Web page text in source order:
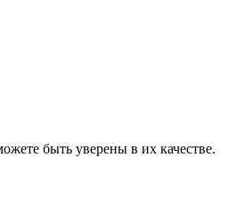
быть уверены в их качестве.